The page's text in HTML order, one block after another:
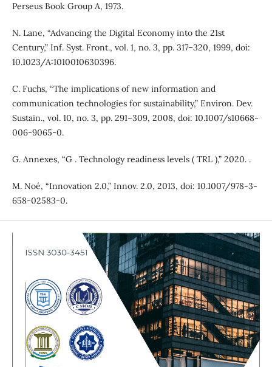
Perseus Book Group A, 1973.
N. Lane, “Advancing the Digital Economy into the 21st
Century,” Inf. Syst. Front., vol. 1, no. 3, pp. 317–320, 1999, doi:
10.1023/A:1010010630396.
C. Fuchs, “The implications of new information and
communication technologies for sustainability,” Environ. Dev.
Sustain., vol. 10, no. 3, pp. 291–309, 2008, doi: 10.1007/s10668-
006-9065-0.
G. Annexes, “G . Technology readiness levels ( TRL ),” 2020. .
M. Noé, “Innovation 2.0,” Innov. 2.0, 2013, doi: 10.1007/978-3-
658-02583-0.